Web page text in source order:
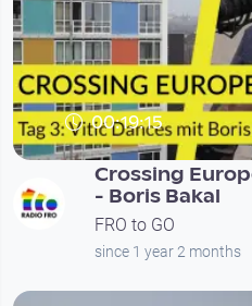
00:19:15
Crossing
- Boris Bakal
FRO to GO
since 1 year 2 months